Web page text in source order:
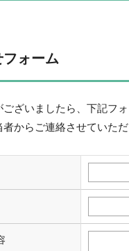
ォーム
ございましたら、下記フ
者からご連絡させていた